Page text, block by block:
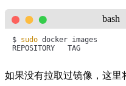
bash
$ sudo docker images
REPOSITORY   TAG
如果没有拉取过镜像，这里